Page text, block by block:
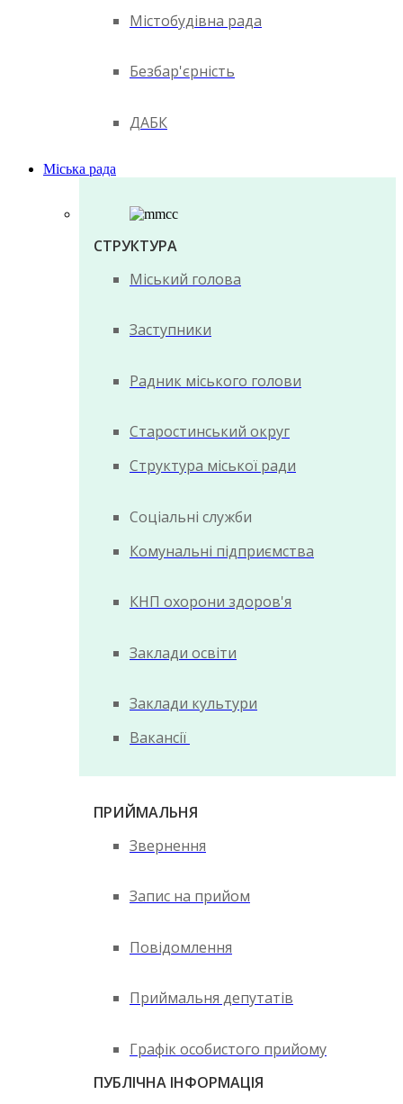
Містобудівна рада
Безбар'єрність
ДАБК
Міська рада
СТРУКТУРА
Міський голова
Заступники
Радник міського голови
Старостинський округ
Структура міської ради
Соціальні служби
Комунальні підприємства
КНП охорони здоров'я
Заклади освіти
Заклади культури
Вакансії
ПРИЙМАЛЬНЯ
Звернення
Запис на прийом
Повідомлення
Приймальня депутатів
Графік особистого прийому
ПУБЛІЧНА ІНФОРМАЦІЯ